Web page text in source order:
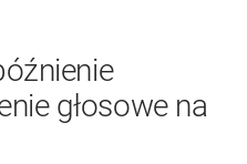
głosowe na